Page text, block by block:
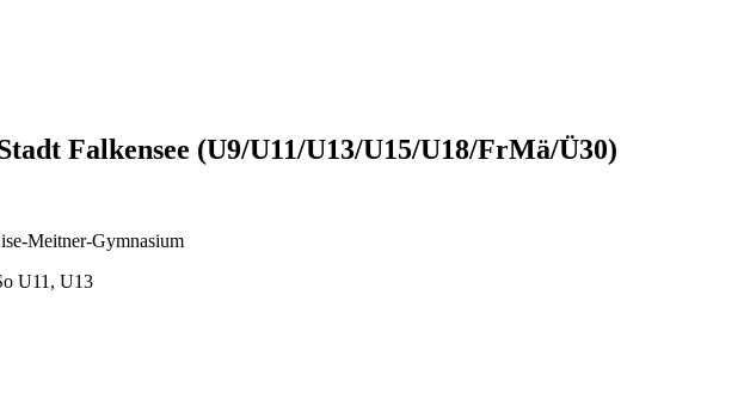
Falkensee (U9/U11/U13/U15/U18/FrMä/
Falkensee (U9/U11/U13/U15/U18/FrMä/Ü30)
Meitner-Gymnasium
U11, U13